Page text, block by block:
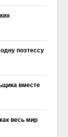
поэтессу
вместе
весь мир